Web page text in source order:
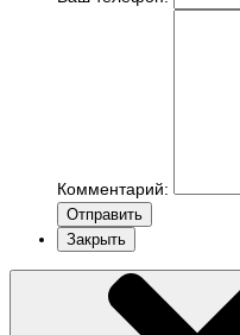
Комментарий:
Отправить
Закрыть